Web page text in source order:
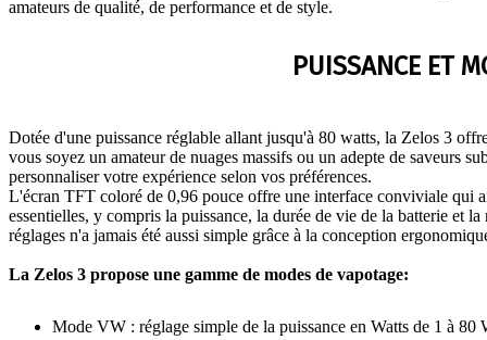
amateurs de qualité, de performance et de style.
PUISSANCE ET
Dotée d'une puissance réglable allant jusqu'à 80 watts, la Zelos 3
vous soyez un amateur de nuages massifs ou un adepte de saveurs
personnaliser votre expérience selon vos préférences.
L'écran TFT coloré de 0,96 pouce offre une interface conviviale qui
essentielles, y compris la puissance, la durée de vie de la batterie et
réglages n'a jamais été aussi simple grâce à la conception
La Zelos 3 propose une gamme de modes de vapotage:
Mode VW : réglage simple de la puissance en Watts de 1 à 80